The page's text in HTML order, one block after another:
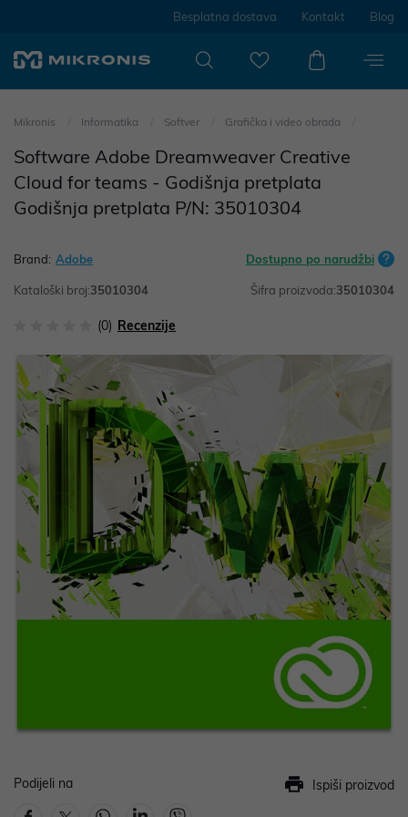
Besplatna dostava Kontakt Blog
Mikronis Informatika Softver Grafička i video obrada
Software Adobe Dreamweaver Creative
Cloud for teams - Godišnja pretplata
Godišnja pretplata P/N: 35010304
Brand: Adobe Dostupno po narudžbi
Kataloški broj:35010304 Šifra proizvoda:35010304
(0) Recenzije
Podijeli na Ispiši proizvod